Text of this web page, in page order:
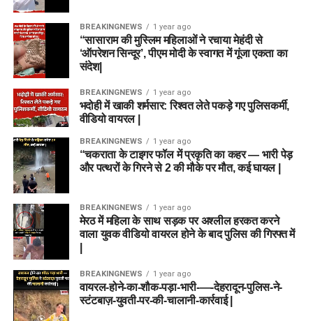
BREAKINGNEWS 1 year ago
“सासाराम की मुस्लिम महिलाओं ने रचाया मेहंदी से
‘ऑपरेशन सिन्दूर’, पीएम मोदी के स्वागत में गूंजा एकता का
संदेश|
BREAKINGNEWS 1 year ago
भदोही में खाकी शर्मसार: रिश्वत लेते पकड़े गए पुलिसकर्मी,
वीडियो वायरल |
BREAKINGNEWS 1 year ago
“चकराता के टाइगर फॉल में प्रकृति का कहर — भारी पेड़
और पत्थरों के गिरने से 2 की मौके पर मौत, कई घायल |
BREAKINGNEWS 1 year ago
मेरठ में महिला के साथ सड़क पर अश्लील हरकत करने
वाला युवक वीडियो वायरल होने के बाद पुलिस की गिरफ्त में
BREAKINGNEWS 1 year ago
वायरल-होने-का-शौक-पड़ा-भारी-—-देहरादून-पुलिस-ने-
स्टंटबाज़-युवती-पर-की-चालानी-कार्रवाई |